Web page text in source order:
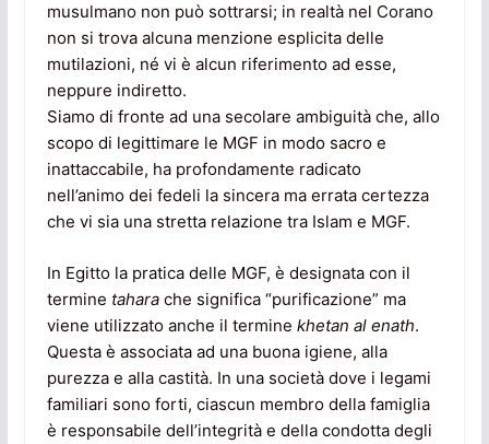
musulmano non può sottrarsi; in realtà nel Corano
non si trova alcuna menzione esplicita delle
mutilazioni, né vi è alcun riferimento ad esse,
neppure indiretto.
Siamo di fronte ad una secolare ambiguità che, allo
scopo di legittimare le MGF in modo sacro e
inattaccabile, ha profondamente radicato
nell’animo dei fedeli la sincera ma errata certezza
che vi sia una stretta relazione tra Islam e MGF.
In Egitto la pratica delle MGF, è designata con il
termine taharache significa “purificazione” ma
viene utilizzato anche il termine khetan al enath.
Questa è associata ad una buona igiene, alla
purezza e alla castità. In una società dove i legami
familiari sono forti, ciascun membro della famiglia
è responsabile dell’integrità e della condotta degli